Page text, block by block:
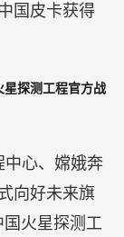
国皮卡获得
星探测工程官方战
中心、嫦娥奔
向好未来旗
火星探测工